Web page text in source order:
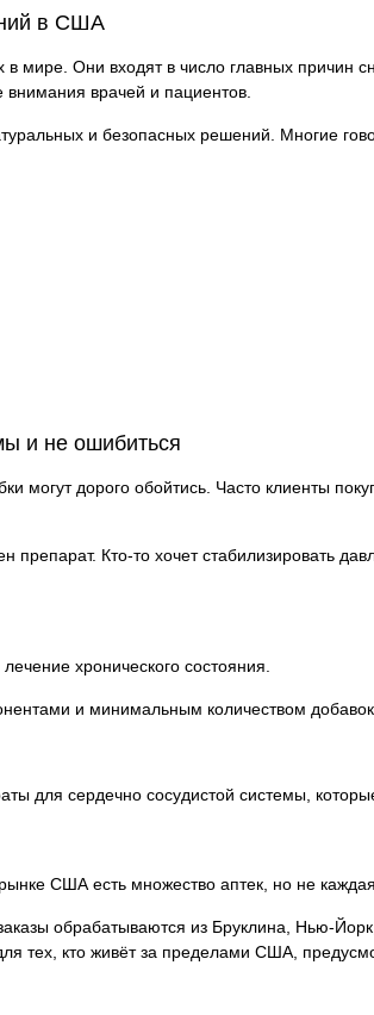
в США
Они входят в число главных причин
внимания врачей и пациентов.
и безопасных решений. Многие
и не ошибиться
могут дорого обойтись. Часто клиенты
Кто-то хочет стабилизировать
хронического состояния.
и минимальным количеством добавок.
для сердечно сосудистой системы,
США есть множество аптек, но не каждая
обрабатываются из Бруклина, Нью-
тех, кто живёт за пределами США,